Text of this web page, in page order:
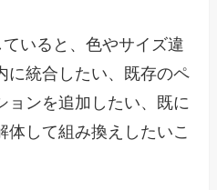
いると、色やサイズ違
に統合したい、既存のペ
ョンを追加したい、既に
体して組み換えしたいこ